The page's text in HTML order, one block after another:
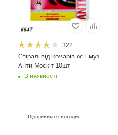
322
Спіралі від комарів ос і мух
Анти Москіт 10шт
В наявності
Відправимо сьогодні